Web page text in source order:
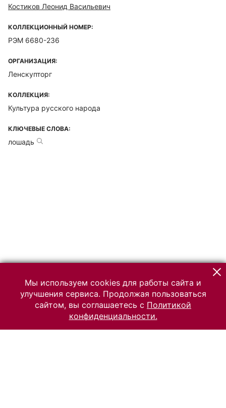
Костиков Леонид Васильевич
КОЛЛЕКЦИОННЫЙ НОМЕР:
РЭМ 6680-236
ОРГАНИЗАЦИЯ:
Ленскупторг
КОЛЛЕКЦИЯ:
Культура русского народа
КЛЮЧЕВЫЕ СЛОВА:
лошадь
Мы используем cookies для работы сайта и
улучшения сервиса. Продолжая пользоваться
сайтом, вы соглашаетесь с Политикой
конфиденциальности.